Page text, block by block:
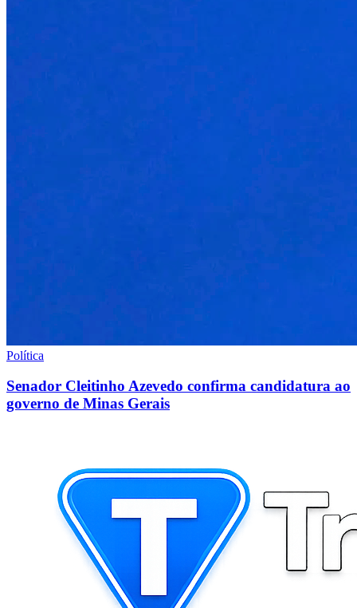
Política
Senador Cleitinho Azevedo confirma candidatura ao
governo de Minas Gerais